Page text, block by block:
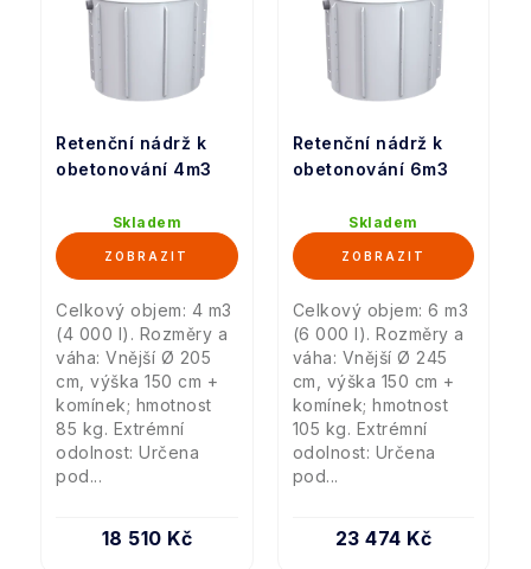
Retenční nádrž k
obetonování 4m3
Skladem
18 510 Kč
Celkový objem: 4 m3
(4 000 l). Rozměry a
váha: Vnější Ø 205
cm, výška 150 cm +
komínek; hmotnost
85 kg. Extrémní
odolnost: Určena
pod...
Retenční nádrž k
obetonování 6m3
Skladem
23 474 Kč
Celkový objem: 6 m3
(6 000 l). Rozměry a
váha: Vnější Ø 245
cm, výška 150 cm +
komínek; hmotnost
105 kg. Extrémní
odolnost: Určena
pod...